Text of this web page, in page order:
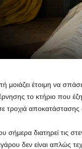
μοιάζει έτοιμη να
το κτήριο που
τροχιά αποκατάστασης
σήμερα διατηρεί τις
δεν είναι απλώς